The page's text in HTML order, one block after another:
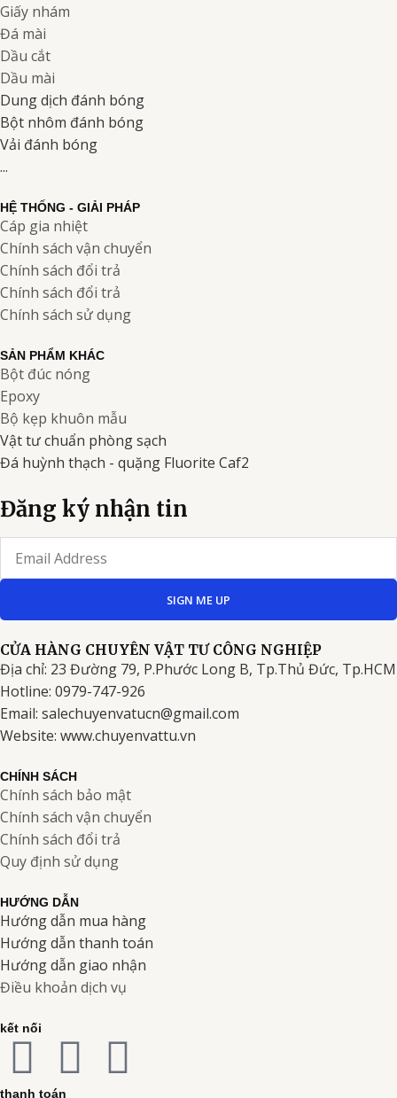
Giấy nhám
Đá mài
Dầu cắt
Dầu mài
Dung dịch đánh bóng
Bột nhôm đánh bóng
Vải đánh bóng
...
HỆ THỐNG - GIẢI PHÁP
Cáp gia nhiệt
Chính sách vận chuyển
Chính sách đổi trả
Chính sách đổi trả
Chính sách sử dụng
SẢN PHẨM KHÁC
Bột đúc nóng
Epoxy
Bộ kẹp khuôn mẫu
Vật tư chuẩn phòng sạch
Đá huỳnh thạch - quặng Fluorite Caf2
Đăng ký nhận tin
SIGN ME UP
CỬA HÀNG CHUYÊN VẬT TƯ CÔNG NGHIỆP
Địa chỉ: 23 Đường 79, P.Phước Long B, Tp.Thủ Đức, Tp.HCM
Hotline: 0979-747-926
Email: salechuyenvatucn@gmail.com
Website: www.chuyenvattu.vn
CHÍNH SÁCH
Chính sách bảo mật
Chính sách vận chuyển
Chính sách đổi trả
Quy định sử dụng
HƯỚNG DẪN
Hướng dẫn mua hàng
Hướng dẫn thanh toán
Hướng dẫn giao nhận
Điều khoản dịch vụ
kết nối
F I Y
thanh toán